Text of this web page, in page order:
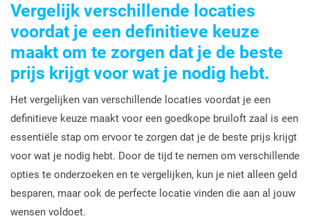
Vergelijk verschillende locaties
voordat je een definitieve keuze
maakt om te zorgen dat je de beste
prijs krijgt voor wat je nodig hebt.
Het vergelijken van verschillende locaties voordat je een
definitieve keuze maakt voor een goedkope bruiloft zaal is een
essentiële stap om ervoor te zorgen dat je de beste prijs krijgt
voor wat je nodig hebt. Door de tijd te nemen om verschillende
opties te onderzoeken en te vergelijken, kun je niet alleen geld
besparen, maar ook de perfecte locatie vinden die aan al jouw
wensen voldoet.